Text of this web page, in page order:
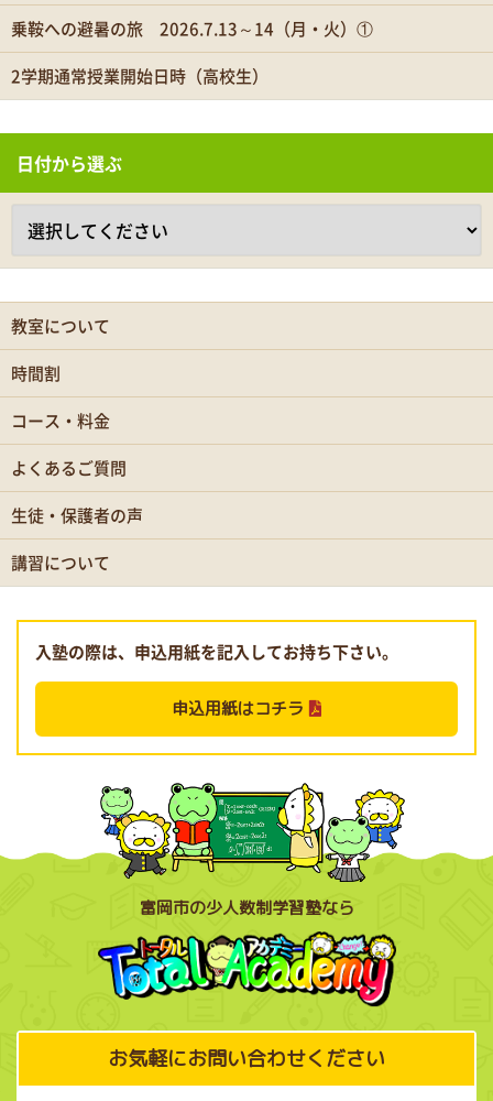
乗鞍への避暑の旅 2026.7.13～14（月・火）①
2学期通常授業開始日時（高校生）
日付から選ぶ
教室について
時間割
コース・料金
よくあるご質問
生徒・保護者の声
講習について
入塾の際は、申込用紙を記入してお持ち下さい。
申込用紙はコチラ
富岡市の少人数制学習塾なら
お気軽にお問い合わせください